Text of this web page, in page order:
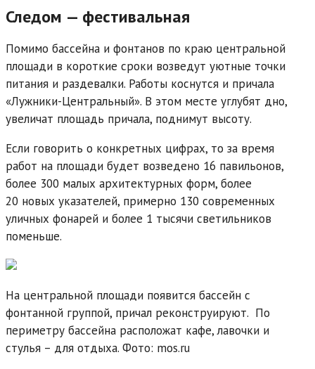
Следом — фестивальная
Помимо бассейна и фонтанов по краю центральной
площади в короткие сроки возведут уютные точки
питания и раздевалки. Работы коснутся и причала
«Лужники-Центральный». В этом месте углубят дно,
увеличат площадь причала, поднимут высоту.
Если говорить о конкретных цифрах, то за время
работ на площади будет возведено 16 павильонов,
более 300 малых архитектурных форм, более
20 новых указателей, примерно 130 современных
уличных фонарей и более 1 тысячи светильников
поменьше.
На центральной площади появится бассейн с
фонтанной группой, причал реконструируют. По
периметру бассейна расположат кафе, лавочки и
стулья – для отдыха. Фото: mos.ru